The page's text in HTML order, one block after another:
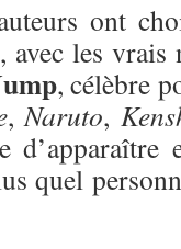
ont
avec les
, célèbre
,Naruto,
d’apparaître
quel